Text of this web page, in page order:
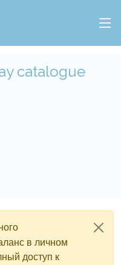
catalogue
в личном
доступ к